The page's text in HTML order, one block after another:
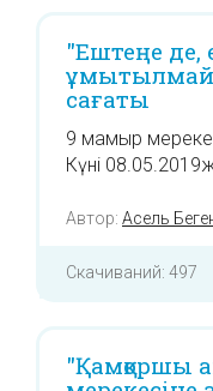
"Ештеңе де,
сағаты
9 мамыр
Күні
Автор: Асель
Скачиваний: 497
"Қамқоршы